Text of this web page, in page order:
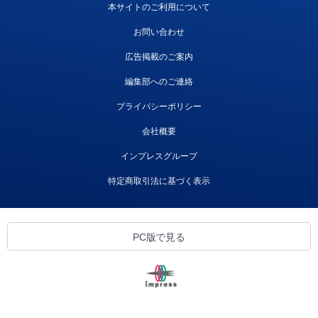
本サイトのご利用について
お問い合わせ
広告掲載のご案内
編集部へのご連絡
プライバシーポリシー
会社概要
インプレスグループ
特定商取引法に基づく表示
PC版で見る